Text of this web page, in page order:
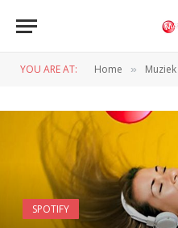
YOU ARE AT: Home » Muziek
SPOTIFY